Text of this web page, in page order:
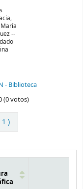
--
- Biblioteca
(0 votos)
)